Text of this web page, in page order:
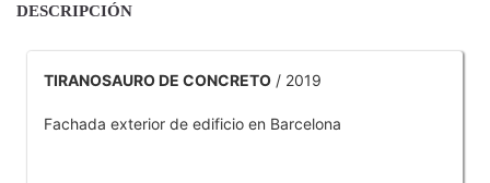
DESCRIPCIÓN
TIRANOSAURO DE CONCRETO / 2019
Fachada exterior de edificio en Barcelona